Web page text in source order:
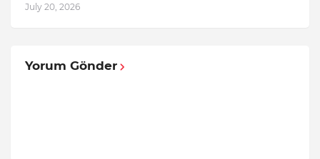
July 20, 2026
Yorum Gönder